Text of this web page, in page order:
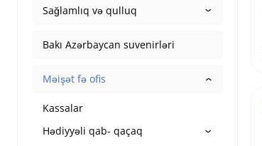
Sağlamlıq və qulluq
Bakı Azərbaycan suvenirləri
Məişət fə ofis
Kassalar
Hədiyyəli qab- qaçaq